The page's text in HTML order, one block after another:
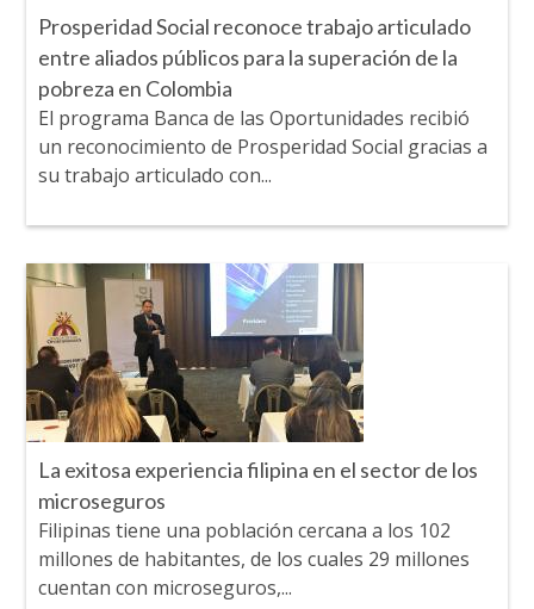
Prosperidad Social reconoce trabajo articulado
entre aliados públicos para la superación de la
pobreza en Colombia
El programa Banca de las Oportunidades recibió
un reconocimiento de Prosperidad Social gracias a
su trabajo articulado con...
La exitosa experiencia filipina en el sector de los
microseguros
Filipinas tiene una población cercana a los 102
millones de habitantes, de los cuales 29 millones
cuentan con microseguros,...